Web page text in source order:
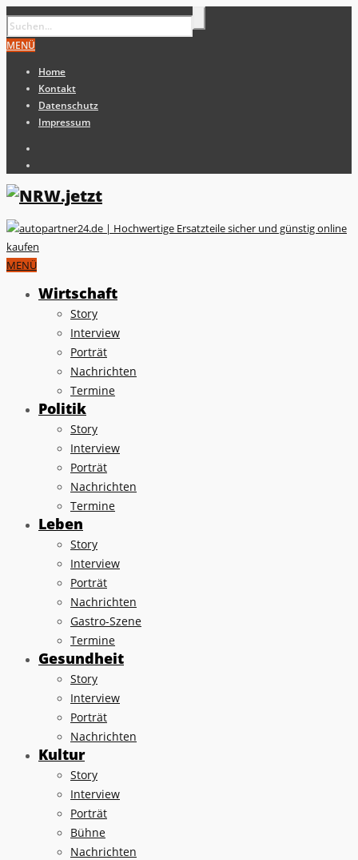
MENÜ
Home
Kontakt
Datenschutz
Impressum
MENÜ
Wirtschaft
Story
Interview
Porträt
Nachrichten
Termine
Politik
Story
Interview
Porträt
Nachrichten
Termine
Leben
Story
Interview
Porträt
Nachrichten
Gastro-Szene
Termine
Gesundheit
Story
Interview
Porträt
Nachrichten
Kultur
Story
Interview
Porträt
Bühne
Nachrichten